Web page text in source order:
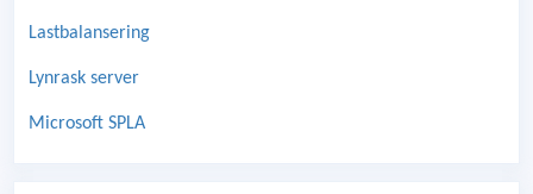
Lastbalansering
Lynrask server
Microsoft SPLA